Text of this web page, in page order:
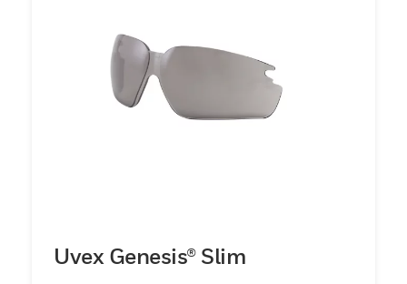
Uvex Genesis® Slim